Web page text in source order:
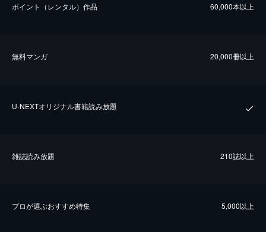
ポイント（レンタル）作品 60,000本以上
無料マンガ 20,000冊以上
U-NEXTオリジナル書籍読み放題
雑誌読み放題 210誌以上
プロが選ぶおすすめ特集 5,000以上